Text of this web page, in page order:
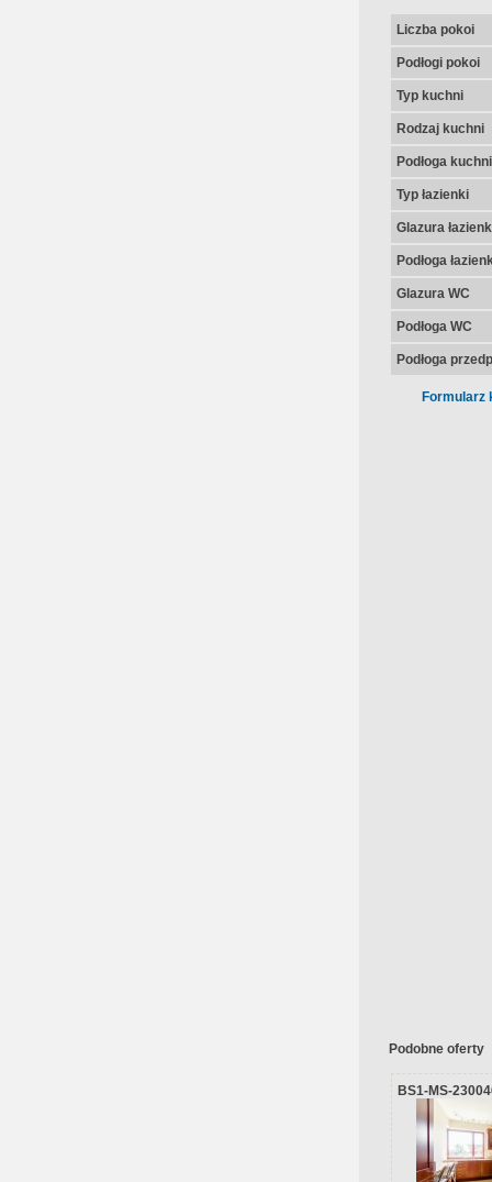
Liczba pokoi
Podłogi pokoi
Typ kuchni
Rodzaj kuchni
Podłoga kuchni
Typ łazienki
Glazura
Podłoga
Glazura WC
Podłoga WC
Podłoga
Formularz
Podobne oferty
BS1-MS-